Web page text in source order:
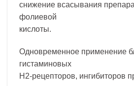
снижение всасывания
фолиевой
кислоты.
Одновременное применение
гистаминовых
H2-рецепторов, ингибиторов